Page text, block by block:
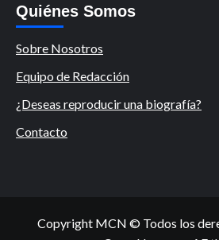
Quiénes Somos
Sobre Nosotros
Equipo de Redacción
¿Deseas reproducir una biografía?
Contacto
Copyright MCN © Todos los